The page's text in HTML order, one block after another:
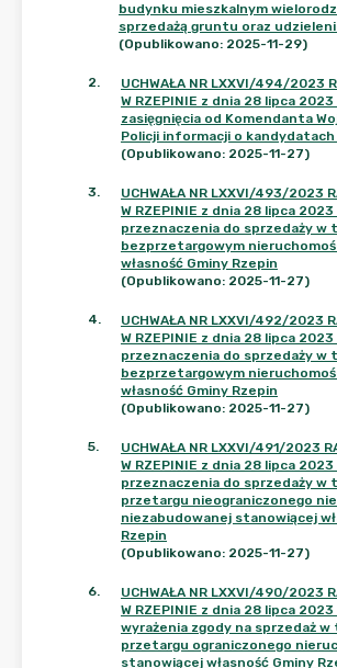
budynku mieszkalnym
sprzedażą gruntu oraz
(Opublikowano: 2025-11-29)
2.
UCHWAŁA NR LXXVI/494/2023
W RZEPINIE z dnia 28 lipca
zasięgnięcia od Komendanta
Policji informacji o kandydatach
(Opublikowano: 2025-11-27)
3.
UCHWAŁA NR LXXVI/493/2023
W RZEPINIE z dnia 28 lipca
przeznaczenia do sprzedaży w
bezprzetargowym
własność Gminy Rzepin
(Opublikowano: 2025-11-27)
4.
UCHWAŁA NR LXXVI/492/2023
W RZEPINIE z dnia 28 lipca
przeznaczenia do sprzedaży w
bezprzetargowym
własność Gminy Rzepin
(Opublikowano: 2025-11-27)
5.
UCHWAŁA NR LXXVI/491/2023
W RZEPINIE z dnia 28 lipca
przeznaczenia do sprzedaży w
przetargu nieograniczonego
niezabudowanej stanowiącej
Rzepin
(Opublikowano: 2025-11-27)
6.
UCHWAŁA NR LXXVI/490/2023
W RZEPINIE z dnia 28 lipca
wyrażenia zgody na sprzedaż w
przetargu ograniczonego
stanowiącej własność Gminy